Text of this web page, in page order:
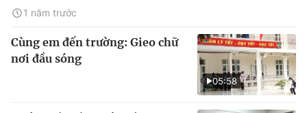
1 năm trước
05:58
Cùng em đến trường: Gieo chữ
nơi đầu sóng